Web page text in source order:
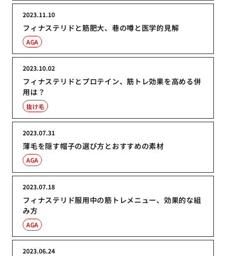
フィナステリドと筋肥大、巷の噂と医学的見解
2023.11.10
AGA
フィナステリドとプロテイン、筋トレ効果を高める併
用は？
2023.10.02
抜け毛
薄毛を隠す帽子の選び方とおすすめの素材
2023.07.31
AGA
フィナステリド服用中の筋トレメニュー、効果的な組
み方
2023.07.18
AGA
2023.06.24